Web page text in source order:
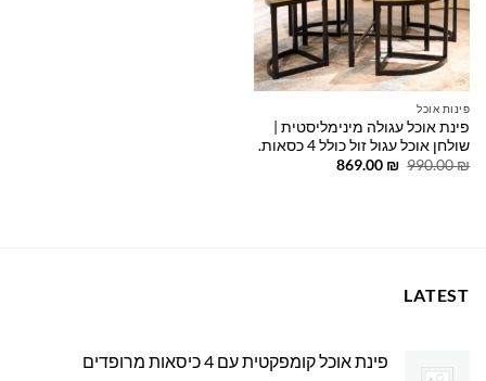
פינות אוכל
פינת אוכל עגולה מינימליסטית |
שולחן אוכל עגול זול כולל 4 כסאות.
990.00₪
המחיר
869.00 ₪
המחיר
LATEST
פינת אוכל קומפקטית עם 4 כיסאות מרופדים